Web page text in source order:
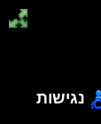
נגישות